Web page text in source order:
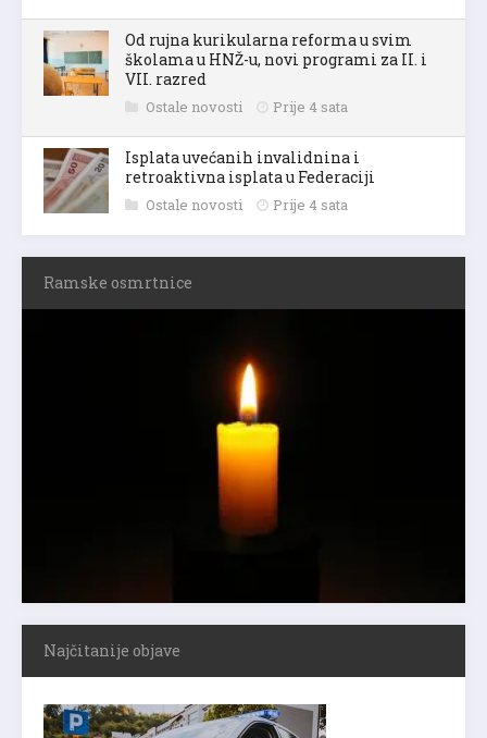
Od rujna kurikularna reforma u svim
školama u HNŽ-u, novi programi za II. i
VII. razred
Ostale novosti Prije 4 sata
Isplata uvećanih invalidnina i
retroaktivna isplata u Federaciji
Ostale novosti Prije 4 sata
Ramske osmrtnice
Najčitanije objave